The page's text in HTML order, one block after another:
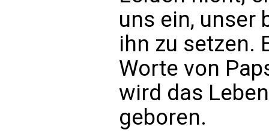
uns ein, unser
ihn zu setzen.
Worte von
wird das
geboren.